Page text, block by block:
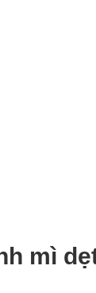
mì